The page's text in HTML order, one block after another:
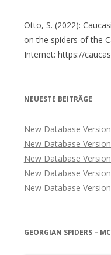
Otto, S. (2022):
on the spiders of the
Internet: https://
NEUESTE BEITRÄGE
New Database
New Database
New Database
New Database
New Database
GEORGIAN SPIDERS –